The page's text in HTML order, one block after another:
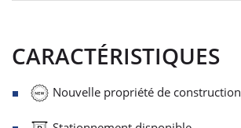
CARACTÉRISTIQUES
Nouvelle propriété de construction